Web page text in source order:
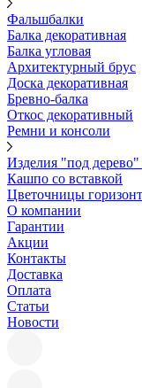
Фальшбалки
Балка декоративная
Балка угловая
Архитектурный брус
Доска декоративная
Бревно-балка
Откос декоративный
Ремни и консоли
Изделия "под дерево"
Кашпо со вставкой
Цветочницы
О компании
Гарантии
Акции
Контакты
Доставка
Оплата
Статьи
Новости